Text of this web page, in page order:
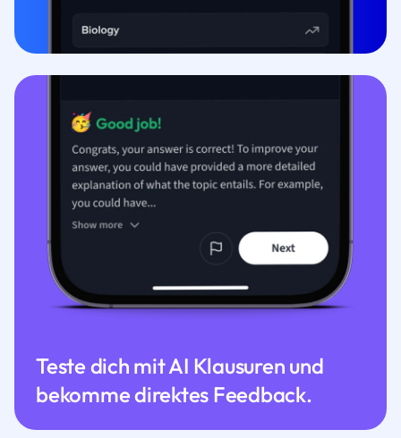
Teste dich mit AI Klausuren und
bekomme direktes Feedback.